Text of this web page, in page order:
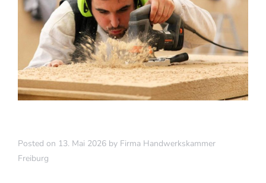
Posted on 13. Mai 2026 by Firma Handwerkskammer
Freiburg